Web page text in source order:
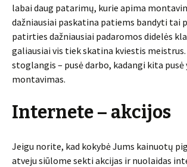
labai daug patarimų, kurie apima
dažniausiai paskatina patiems bandyti tai
patirties dažniausiai padaromos didelės
galiausiai vis tiek skatina kviestis
stoglangis – pusė darbo, kadangi kita
montavimas.
Internete – akcijos
Jeigu norite, kad kokybė Jums kainuotų
atveju siūlome sekti akcijas ir nuolaidas